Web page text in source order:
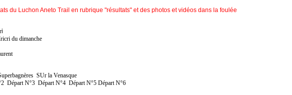
du Luchon Aneto Trail en rubrique "résultats" et des photos et vidéos dans la foulée
i
du dimanche
SUr la Venasque
Départ N°3 Départ N°4 Départ N°5 Départ N°6